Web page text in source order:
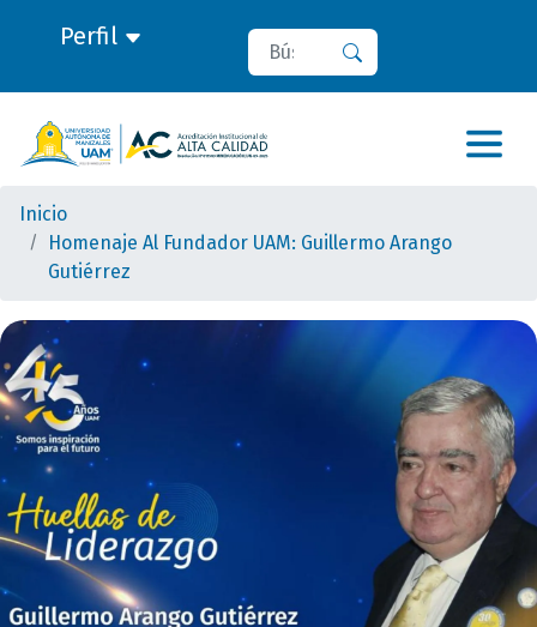
Perfil Buscar
Inicio
Homenaje Al Fundador UAM: Guillermo Arango
Gutiérrez